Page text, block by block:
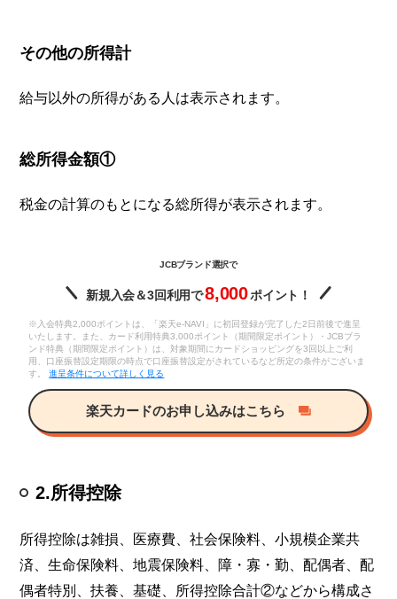
その他の所得計
給与以外の所得がある人は表示されます。
総所得金額①
税金の計算のもとになる総所得が表示されます。
JCBブランド選択で
新規入会＆3回利用で8,000ポイント！
※入会特典2,000ポイントは、「楽天e-NAVI」に初回登録が完了した2日前後で進呈
いたします。また、カード利用特典3,000ポイント（期間限定ポイント）・JCBブラ
ンド特典（期間限定ポイント）は、対象期間にカードショッピングを3回以上ご利
用、口座振替設定期限の時点で口座振替設定がされているなど所定の条件がございま
す。進呈条件について詳しく見る
楽天カードのお申し込みはこちら
2.所得控除
所得控除は雑損、医療費、社会保険料、小規模企業共
済、生命保険料、地震保険料、障・寡・勤、配偶者、配
偶者特別、扶養、基礎、所得控除合計②などから構成さ